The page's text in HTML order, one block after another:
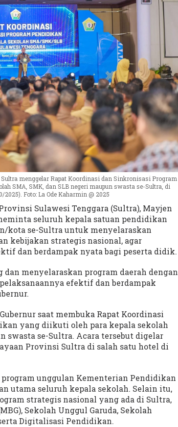
menggelar Rapat Koordinasi dan Sinkronisasi Program
SMA, SMK, dan SLB negeri maupun swasta se-Sultra, di
Foto: La Ode Kaharmin @ 2025
Sulawesi Tenggara (Sultra), Mayjen
seluruh kepala satuan pendidikan
kota se-Sultra untuk menyelaraskan
kebijakan strategis nasional, agar
dan berdampak nyata bagi peserta didik.
dan menyelaraskan program daerah dengan
efektif dan berdampak
saat membuka Rapat Koordinasi
yang diikuti oleh para kepala sekolah
swasta se-Sultra. Acara tersebut digelar
Provinsi Sultra di salah satu hotel di
unggulan Kementerian Pendidikan
utama seluruh kepala sekolah. Selain itu,
strategis nasional yang ada di Sultra,
Sekolah Unggul Garuda, Sekolah
Digitalisasi Pendidikan.